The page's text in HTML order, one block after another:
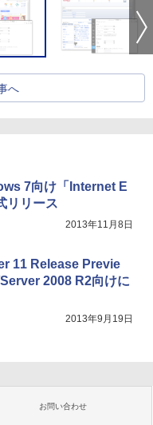
へ
7向け「Internet E
リリース
2013年11月8日
11 Release Previe
2008 R2向けに
2013年9月19日
お問い合わせ